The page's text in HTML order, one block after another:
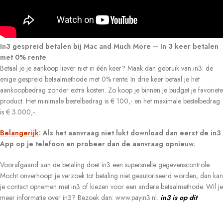
In3 gespreid betalen bij Mac and Much More – In 3 keer betalen
met 0% rente
Betaal je je aankoop liever niet in één keer? Maak dan gebruik van in3: de
enige gespreid betaalmethode met 0% rente. In drie keer betaal je het
aankoopbedrag zonder extra kosten. Zo koop je binnen je budget je favoriete
product. Het minimale bestelbedrag is € 100,- en het maximale bestelbedrag
is € 3.000,-.
Belangerijk: Als het aanvraag niet lukt download dan eerst de in3
App op je telefoon en probeer dan de aanvraag opnieuw.
Voorafgaand aan de betaling doet in3 een supersnelle gegevenscontrole.
Mocht onverhoopt je verzoek tot betaling niet geautoriseerd worden, dan kan
je contact opnemen met in3 of kiezen voor een andere betaalmethode. Wil je
meer informatie over in3? Bezoek dan: www.payin3.nl. in3 is op dit